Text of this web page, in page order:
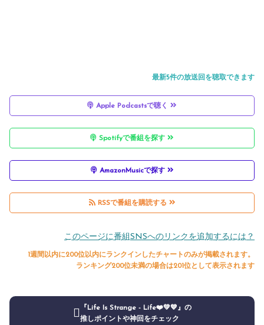
最新5件の放送回を聴取できます
Apple Podcastsで聴く
Spotifyで番組を探す
AmazonMusicで探す
RSSで番組を購読する
このページに番組SNSへのリンクを追加するには？
1週間以内に200位以内にランクインしたチャートのみが掲載されます。
ランキング200位未満の場合は201位として表示されます
『Life Is Strange - Life❤️💚💙』の
推しポイントや神回をチェック